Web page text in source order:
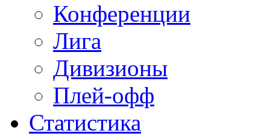
Конференции
Лига
Дивизионы
Плей-офф
Статистика